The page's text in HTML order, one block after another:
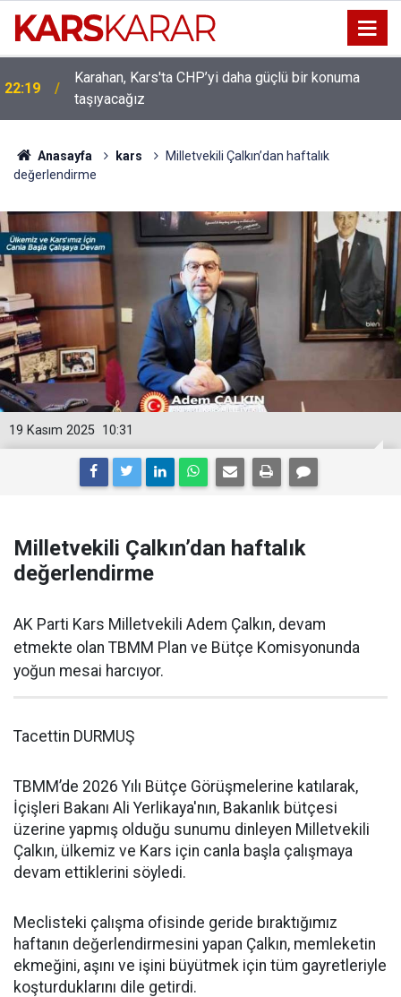
22:19
Karahan, Kars'ta CHP’yi daha güçlü bir konuma
16:15
Uludaşdemir, YENİ Parti’nin kurucu il başkanlığı
görevine getirildi
Anasayfa kars
Milletvekili Çalkın’dan haftalık
değerlendirme
10:31
19 Kasım 2025
Milletvekili Çalkın’dan haftalık
değerlendirme
AK Parti Kars Milletvekili Adem Çalkın, devam
etmekte olan TBMM Plan ve Bütçe Komisyonunda
yoğun mesai harcıyor.
Tacettin DURMUŞ
TBMM’de 2026 Yılı Bütçe Görüşmelerine katılarak,
İçişleri Bakanı Ali Yerlikaya'nın, Bakanlık bütçesi
üzerine yapmış olduğu sunumu dinleyen Milletvekili
Çalkın, ülkemiz ve Kars için canla başla çalışmaya
devam ettiklerini söyledi.
Meclisteki çalışma ofisinde geride bıraktığımız
haftanın değerlendirmesini yapan Çalkın, memleketin
ekmeğini, aşını ve işini büyütmek için tüm gayretleriyle
koşturduklarını dile getirdi.